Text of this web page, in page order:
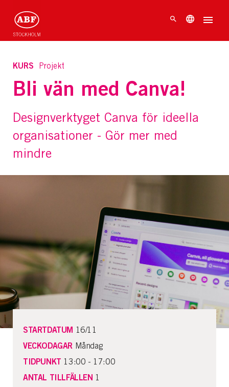
KURS Projekt
Bli vän med Canva!
Designverktyget Canva för ideella
organisationer - Gör mer med
mindre
STARTDATUM 16/11
VECKODAGAR Måndag
TIDPUNKT 13:00 - 17:00
ANTAL TILLFÄLLEN 1